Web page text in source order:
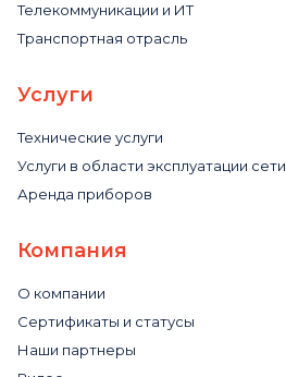
Телекоммуникации и ИТ
Транспортная отрасль
Услуги
Технические услуги
Услуги в области эксплуатации сети
Аренда приборов
Компания
О компании
Сертификаты и статусы
Наши партнеры